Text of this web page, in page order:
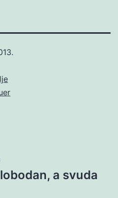
a svuda